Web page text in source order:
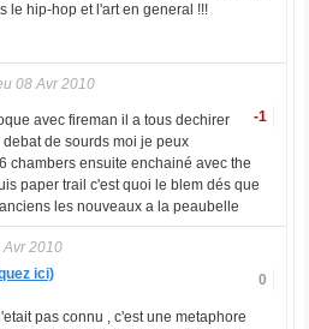
le hip-hop et l'art en general !!!
08 Avr 2010
-1
avec fireman il a tous dechirer
de sourds moi je peux
chambers ensuite enchainé avec the
paper trail c'est quoi le blem dés que
les nouveaux a la peaubelle
Avr 2010
0
ici)
pas connu , c'est une metaphore